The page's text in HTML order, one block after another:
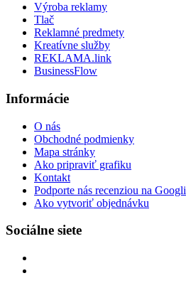
Výroba reklamy
Tlač
Reklamné predmety
Kreatívne služby
REKLAMA.link
BusinessFlow
Informácie
O nás
Obchodné podmienky
Mapa stránky
Ako pripraviť grafiku
Kontakt
Podporte nás recenziou na Googli
Ako vytvoriť objednávku
Sociálne siete